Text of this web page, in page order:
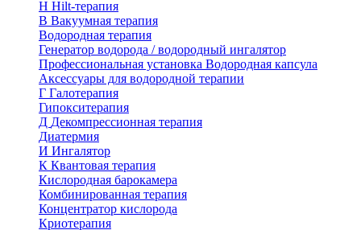
H Hilt-терапия
В Вакуумная терапия
Водородная терапия
Генератор водорода / водородный ингалятор
Профессиональная установка Водородная капсула
Аксессуары для водородной терапии
Г Галотерапия
Гипокситерапия
Д Декомпрессионная терапия
Диатермия
И Ингалятор
К Квантовая терапия
Кислородная барокамера
Комбинированная терапия
Концентратор кислорода
Криотерапия